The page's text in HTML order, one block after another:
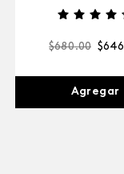
$680.00 $646
Agregar